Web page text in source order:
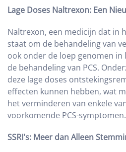
Lage Doses Naltrexon: Een
Naltrexon, een medicijn dat in
staat om de behandeling van
ook onder de loep genomen
de behandeling van PCS.
deze lage doses
effecten kunnen hebben, wat
het verminderen van enkele
voorkomende PCS-symptomen.
SSRI's: Meer dan Alleen